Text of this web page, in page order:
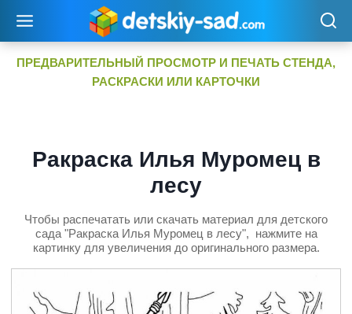
содержимому
ПРЕДВАРИТЕЛЬНЫЙ ПРОСМОТР И ПЕЧАТЬ СТЕНДА,
РАСКРАСКИ ИЛИ КАРТОЧКИ
Ракраска Илья Муромец в
лесу
Чтобы распечатать или скачать материал для детского
сада "Ракраска Илья Муромец в лесу", нажмите на
картинку для увеличения до оригинального размера.